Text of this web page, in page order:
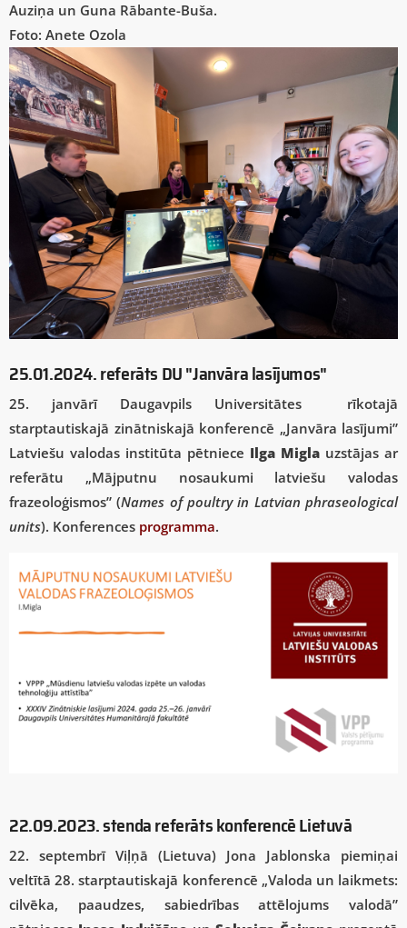
Auziņa un Guna Rābante-Buša.
Foto: Anete Ozola
25.01.2024. referāts DU "Janvāra lasījumos"
25. janvārī Daugavpils Universitātes rīkotajā
starptautiskajā zinātniskajā konferencē „Janvāra lasījumi”
Latviešu valodas institūta pētniece Ilga Migla uzstājas ar
referātu „Mājputnu nosaukumi latviešu valodas
frazeoloģismos” (Names of poultry in Latvian phraseological
units). Konferences programma.
22.09.2023. stenda referāts konferencē Lietuvā
22. septembrī Viļņā (Lietuva) Jona Jablonska piemiņai
veltītā 28. starptautiskajā konferencē „Valoda un laikmets:
cilvēka, paaudzes, sabiedrības attēlojums valodā”